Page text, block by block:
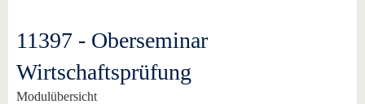
11397 - Oberseminar
Wirtschaftsprüfung
Modulübersicht